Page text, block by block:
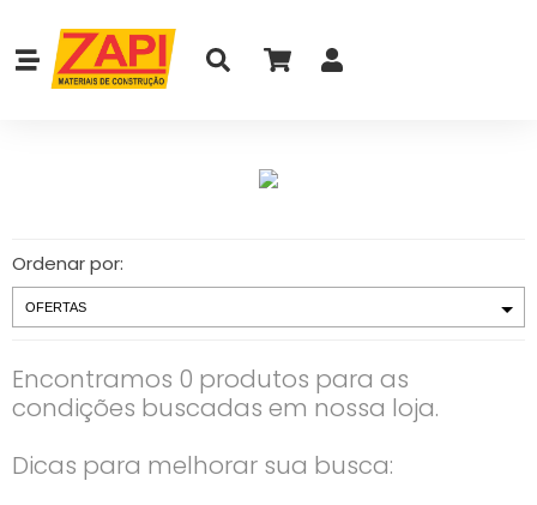
Ordenar por:
Encontramos 0 produtos para as
condições buscadas em nossa loja.
Dicas para melhorar sua busca: